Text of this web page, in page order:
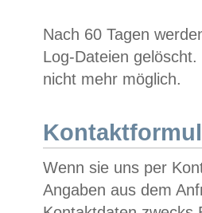
Nach 60 Tagen
Log-Dateien
nicht mehr möglich.
Wenn sie uns per
Angaben aus dem